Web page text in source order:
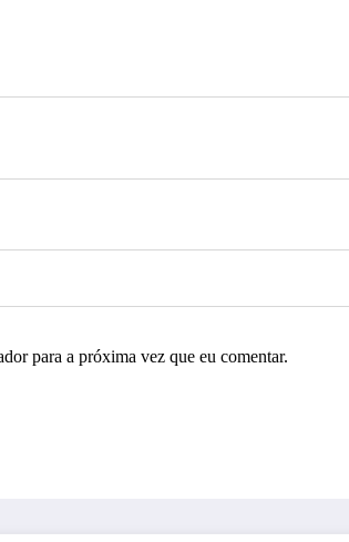
para a próxima vez que eu comentar.